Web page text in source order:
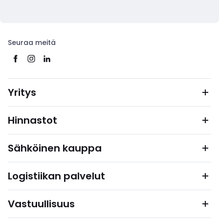
Seuraa meitä
Yritys
Hinnastot
Sähköinen kauppa
Logistiikan palvelut
Vastuullisuus